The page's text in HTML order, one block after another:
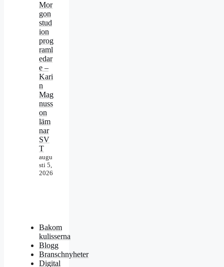
Mor
gon
stud
ion
prog
raml
edar
e –
Kari
n
Mag
nuss
on
läm
nar
SV
T
augu
sti 5,
2026
Bakom
kulisserna
Blogg
Branschnyheter
Digital